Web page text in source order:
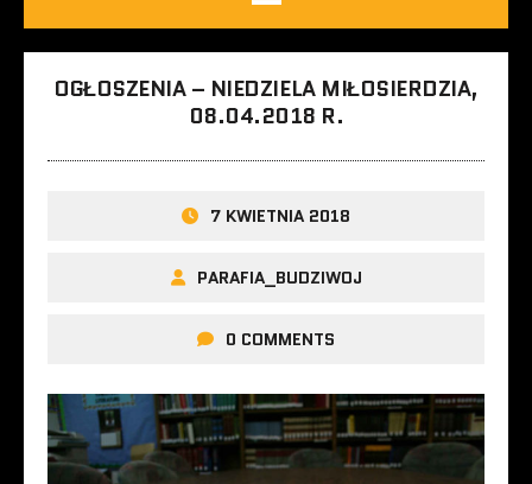
OGŁOSZENIA – NIEDZIELA MIŁOSIERDZIA,
08.04.2018 R.
7 KWIETNIA 2018
PARAFIA_BUDZIWOJ
0 COMMENTS